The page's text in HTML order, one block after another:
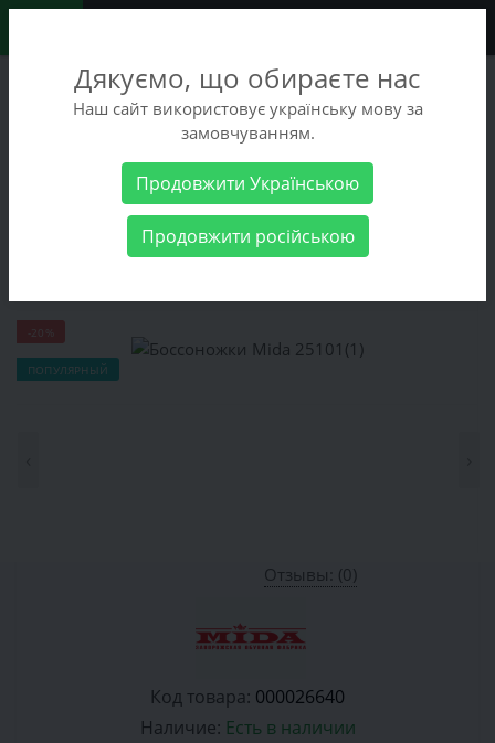
+38 (068) 486-90-09
+38 (093) 486-90-09
Женские товары Женская обувь Боссоножки Mida 25101(1)
Боссоножки Mida 25101(1)
-20%
ПОПУЛЯРНЫЙ
Отзывы: (0)
Код товара: 000026640
Наличие: Есть в наличии
Дякуємо, що обираєте нас
Наш сайт використовує українську мову за
замовчуванням.
Продовжити Українською
Продовжити російською